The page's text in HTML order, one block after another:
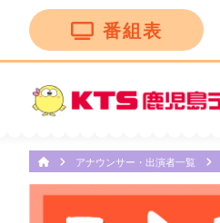
番組表
14:50 ぽよチャンネル
アナウンサー・出演者一覧